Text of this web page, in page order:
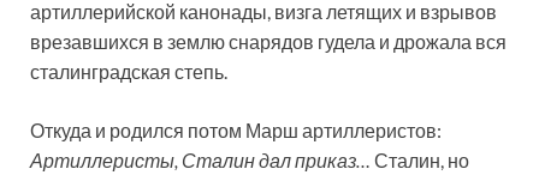
артиллерийской канонады, визга летящих и взрывов
врезавшихся в землю снарядов гудела и дрожала вся
сталинградская степь.
Откуда и родился потом Марш артиллеристов:
Артиллеристы, Сталин дал приказ… Сталин, но